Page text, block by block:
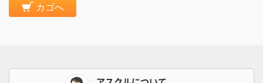
カゴへ